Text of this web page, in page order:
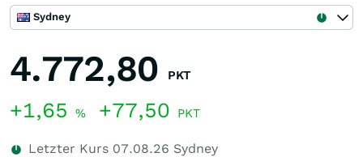
Sydney
4.772,80 PKT
+1,65 % +77,50 PKT
Letzter Kurs 07.08.26 Sydney